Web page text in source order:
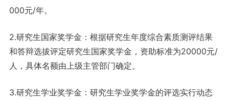
000元/年。
2.研究生国家奖学金：根据研究生年度综合素质测评结果
和答辩选拔评定研究生国家奖学金，资助标准为20000元/
人，具体名额由上级主管部门确定。
3.研究生学业奖学金：研究生学业奖学金的评选实行动态